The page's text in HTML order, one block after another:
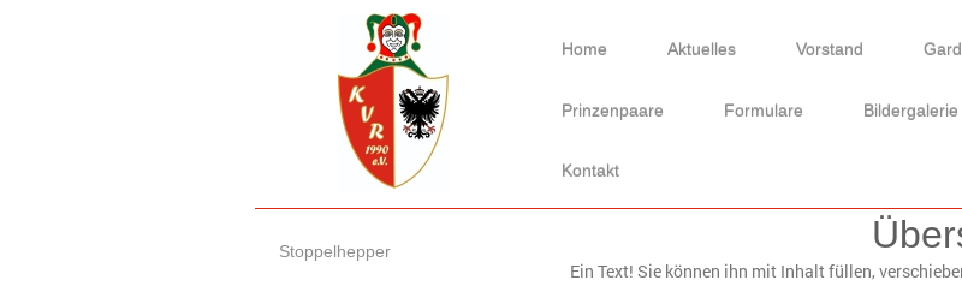
Home Aktuelles Vorstand
Prinzenpaare Formulare Bildergalerie
Kontakt
Ein Text! Sie können ihn mit Inhalt füllen,
Stoppelhepper